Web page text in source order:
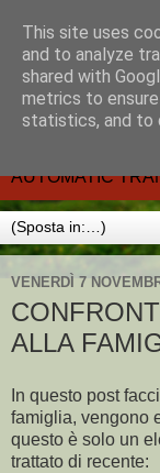
Dal 2002- email.-
AUTOMATIC
VENERDÌ 7
ALLA
In questo post
famiglia, vengono
questo è solo un
trattato di recente:
This site uses
and to analyze
shared with
metrics to
statistics, and to